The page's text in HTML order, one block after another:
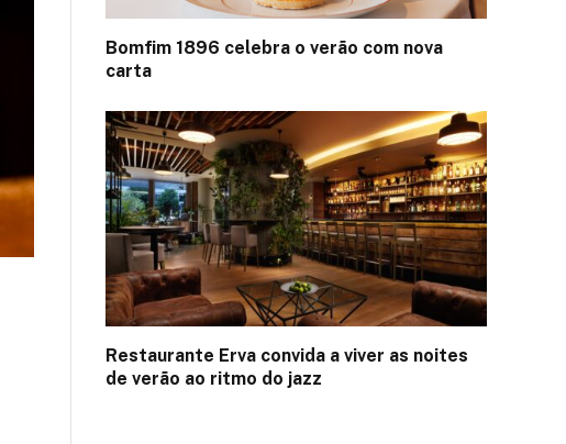
Bomfim 1896 celebra o verão com nova
carta
Restaurante Erva convida a viver as noites
de verão ao ritmo do jazz